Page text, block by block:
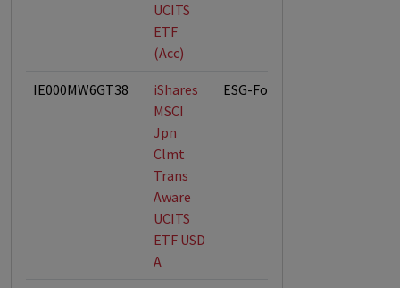
UCITS
ETF
(Acc)
IE000MW6GT38
iShares
MSCI
Jpn
Clmt
Trans
Aware
UCITS
ETF USD
A
ESG-Fonds